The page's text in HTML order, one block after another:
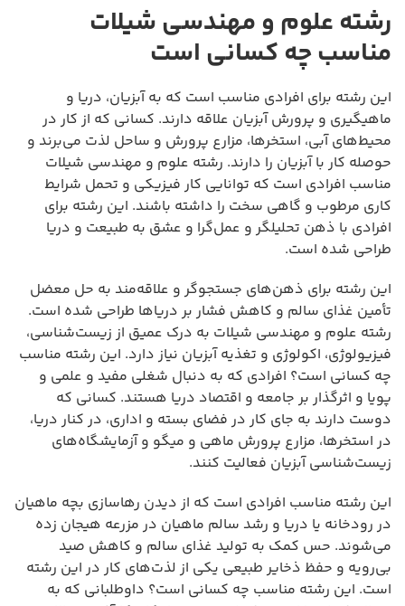
رشته علوم و مهندسی شیلات
مناسب چه کسانی است
این رشته برای افرادی مناسب است که به آبزیان، دریا و
ماهیگیری و پرورش آبزیان علاقه دارند. کسانی که از کار در
محیط‌های آبی، استخرها، مزارع پرورش و ساحل لذت می‌برند و
حوصله کار با آبزیان را دارند. رشته علوم و مهندسی شیلات
مناسب افرادی است که توانایی کار فیزیکی و تحمل شرایط
کاری مرطوب و گاهی سخت را داشته باشند. این رشته برای
افرادی با ذهن تحلیلگر و عمل‌گرا و عشق به طبیعت و دریا
طراحی شده است.
این رشته برای ذهن‌های جستجوگر و علاقه‌مند به حل معضل
تأمین غذای سالم و کاهش فشار بر دریاها طراحی شده است.
رشته علوم و مهندسی شیلات به درک عمیق از زیست‌شناسی،
فیزیولوژی، اکولوژی و تغذیه آبزیان نیاز دارد. این رشته مناسب
چه کسانی است؟ افرادی که به دنبال شغلی مفید و علمی و
پویا و اثرگذار بر جامعه و اقتصاد دریا هستند. کسانی که
دوست دارند به جای کار در فضای بسته و اداری، در کنار دریا،
در استخرها، مزارع پرورش ماهی و میگو و آزمایشگاه‌های
زیست‌شناسی آبزیان فعالیت کنند.
این رشته مناسب افرادی است که از دیدن رهاسازی بچه ماهیان
در رودخانه یا دریا و رشد سالم ماهیان در مزرعه هیجان زده
می‌شوند. حس کمک به تولید غذای سالم و کاهش صید
بی‌رویه و حفظ ذخایر طبیعی یکی از لذت‌های کار در این رشته
است. این رشته مناسب چه کسانی است؟ داوطلبانی که به